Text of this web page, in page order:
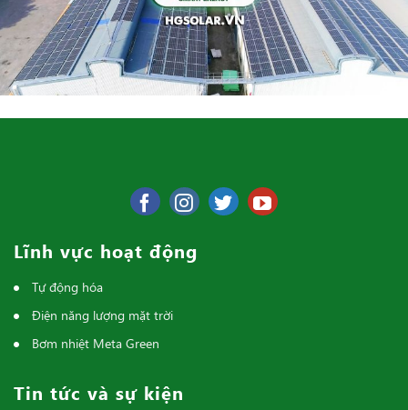
Lĩnh vực hoạt động
Tự động hóa
Điện năng lượng mặt trời
Bơm nhiệt Meta Green
Tin tức và sự kiện